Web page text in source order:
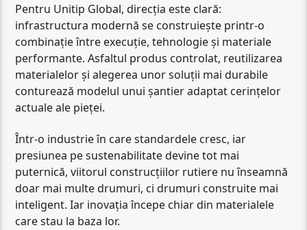
Pentru Unitip Global, direcția este clară:
infrastructura modernă se construiește printr-o
combinație între execuție, tehnologie și materiale
performante. Asfaltul produs controlat, reutilizarea
materialelor și alegerea unor soluții mai durabile
conturează modelul unui șantier adaptat cerințelor
actuale ale pieței.
Într-o industrie în care standardele cresc, iar
presiunea pe sustenabilitate devine tot mai
puternică, viitorul construcțiilor rutiere nu înseamnă
doar mai multe drumuri, ci drumuri construite mai
inteligent. Iar inovația începe chiar din materialele
care stau la baza lor.